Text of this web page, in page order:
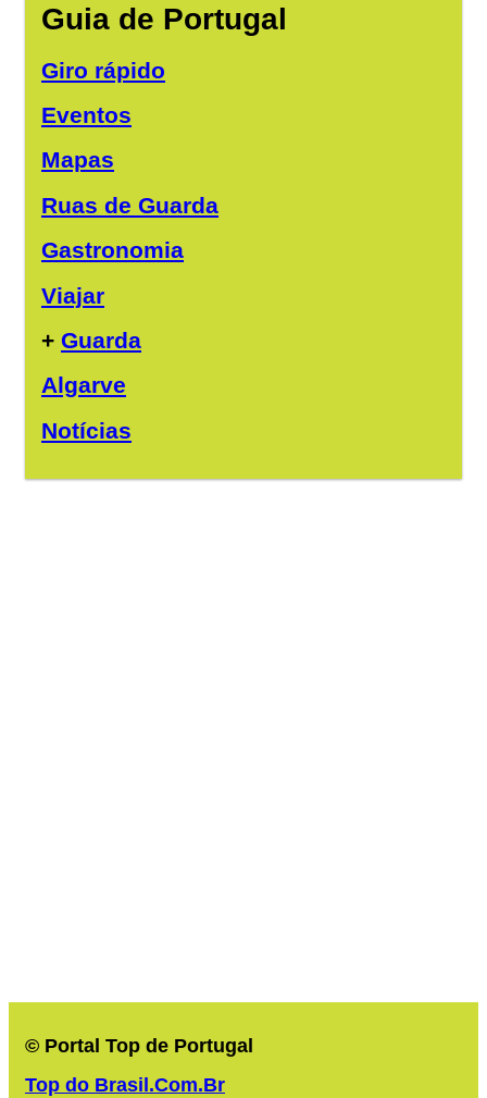
Guia de Portugal
Giro rápido
Eventos
Mapas
Ruas de Guarda
Gastronomia
Viajar
+ Guarda
Algarve
Notícias
© Portal Top de Portugal
Top do Brasil.Com.Br